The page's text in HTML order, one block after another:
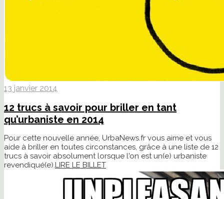
13 janvier 2014
12 trucs à savoir pour briller en tant
qu’urbaniste en 2014
Pour cette nouvelle année, UrbaNews.fr vous aime et vous
aide à briller en toutes circonstances, grâce à une liste de 12
trucs à savoir absolument lorsque l'on est un(e) urbaniste
revendiqué(e).LIRE LE BILLET